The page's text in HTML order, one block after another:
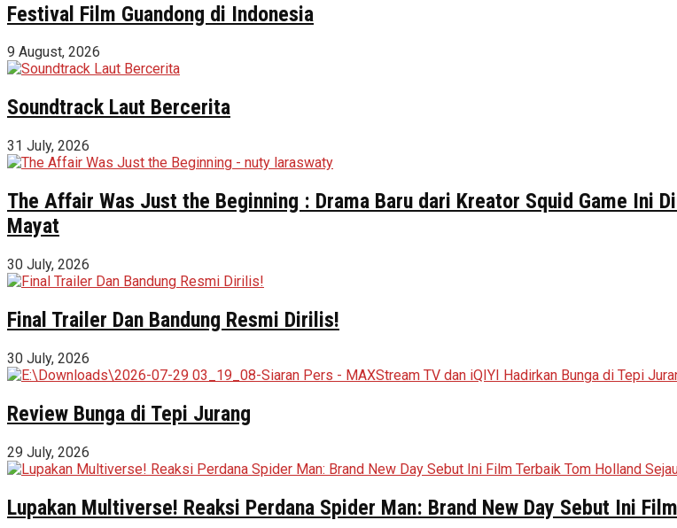
Festival Film Guandong di Indonesia
9 August, 2026
Soundtrack Laut Bercerita
31 July, 2026
The Affair Was Just the Beginning : Drama Baru dari Kreator Squid Game Ini
Mayat
30 July, 2026
Final Trailer Dan Bandung Resmi Dirilis!
30 July, 2026
Review Bunga di Tepi Jurang
29 July, 2026
Lupakan Multiverse! Reaksi Perdana Spider Man: Brand New Day Sebut Ini